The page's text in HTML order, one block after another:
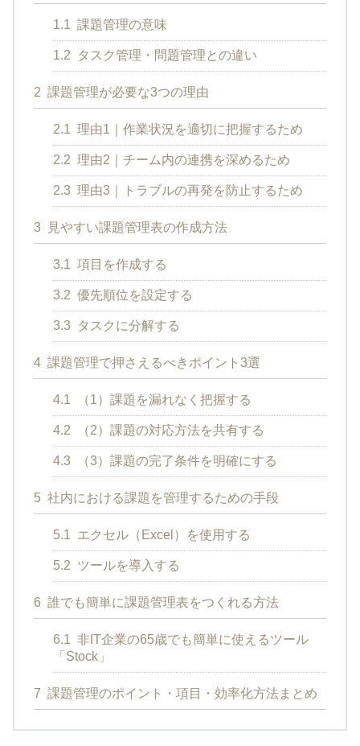
1.1 課題管理の意味
1.2 タスク管理・問題管理との違い
2 課題管理が必要な3つの理由
2.1 理由1｜作業状況を適切に把握するため
2.2 理由2｜チーム内の連携を深めるため
2.3 理由3｜トラブルの再発を防止するため
3 見やすい課題管理表の作成方法
3.1 項目を作成する
3.2 優先順位を設定する
3.3 タスクに分解する
4 課題管理で押さえるべきポイント3選
4.1 （1）課題を漏れなく把握する
4.2 （2）課題の対応方法を共有する
4.3 （3）課題の完了条件を明確にする
5 社内における課題を管理するための手段
5.1 エクセル（Excel）を使用する
5.2 ツールを導入する
6 誰でも簡単に課題管理表をつくれる方法
6.1 非IT企業の65歳でも簡単に使えるツール
「Stock」
7 課題管理のポイント・項目・効率化方法まとめ